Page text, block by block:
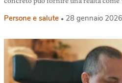
Persone e salute 28 gennaio 2026